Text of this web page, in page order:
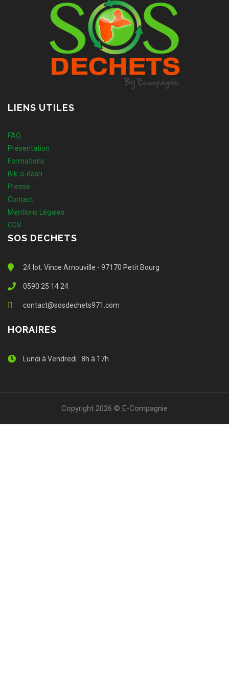
LIENS UTILES
FAQ
Présentation
Formations
Bik-a-dasri
Presse
Contact
Mentions Légales
CGV
SOS DECHETS
24 lot. Vince Arnouville - 97170 Petit Bourg
0590 25 14 24
contact@sosdechets971.com
HORAIRES
Lundi à Vendredi : 8h à 17h
Copyright 2026 © E-Compagnie